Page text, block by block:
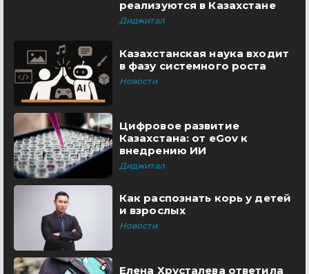
реализуются в Казахстане
Диджитал
Казахстанская наука входит
в фазу системного роста
Новости
Цифровое развитие
Казахстана: от eGov к
внедрению ИИ
Диджитал
Как распознать корь у детей
и взрослых
Новости
Елена Хрусталева ответила